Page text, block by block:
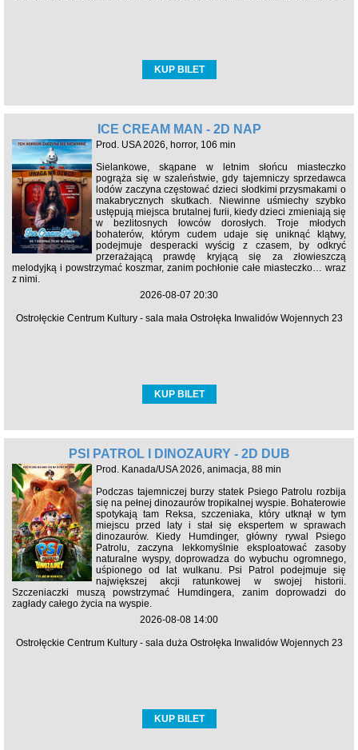
KUP BILET
ICE CREAM MAN - 2D NAP
Prod. USA 2026, horror, 106 min
Sielankowe, skąpane w letnim słońcu miasteczko
pogrąża się w szaleństwie, gdy tajemniczy sprzedawca
lodów zaczyna częstować dzieci słodkimi przysmakami o
makabrycznych skutkach. Niewinne uśmiechy szybko
ustępują miejsca brutalnej furii, kiedy dzieci zmieniają się
w bezlitosnych łowców dorosłych. Troje młodych
bohaterów, którym cudem udaje się uniknąć klątwy,
podejmuje desperacki wyścig z czasem, by odkryć
przerażającą prawdę kryjącą się za złowieszczą
melodyjką i powstrzymać koszmar, zanim pochłonie całe miasteczko… wraz
z nimi.
2026-08-07 20:30
Ostrołęckie Centrum Kultury - sala mała Ostrołęka Inwalidów Wojennych 23
KUP BILET
PSI PATROL I DINOZAURY - 2D DUB
Prod. Kanada/USA 2026, animacja, 88 min
Podczas tajemniczej burzy statek Psiego Patrolu rozbija
się na pełnej dinozaurów tropikalnej wyspie. Bohaterowie
spotykają tam Reksa, szczeniaka, który utknął w tym
miejscu przed laty i stał się ekspertem w sprawach
dinozaurów. Kiedy Humdinger, główny rywal Psiego
Patrolu, zaczyna lekkomyślnie eksploatować zasoby
naturalne wyspy, doprowadza do wybuchu ogromnego,
uśpionego od lat wulkanu. Psi Patrol podejmuje się
największej akcji ratunkowej w swojej historii.
Szczeniaczki muszą powstrzymać Humdingera, zanim doprowadzi do
zagłady całego życia na wyspie.
2026-08-08 14:00
Ostrołęckie Centrum Kultury - sala duża Ostrołęka Inwalidów Wojennych 23
KUP BILET